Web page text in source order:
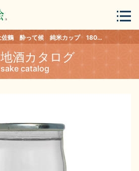
ログイン
土佐鶴 酔って候 純米カップ 180ｍｌ
地酒カタログ
sake catalog